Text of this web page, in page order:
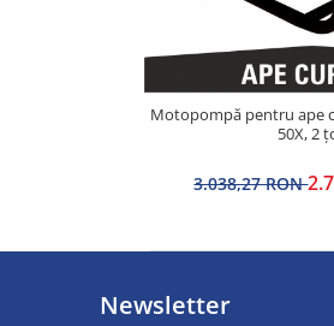
Motopompă pentru ape
50X, 2
3.038,27 RON
Newsletter